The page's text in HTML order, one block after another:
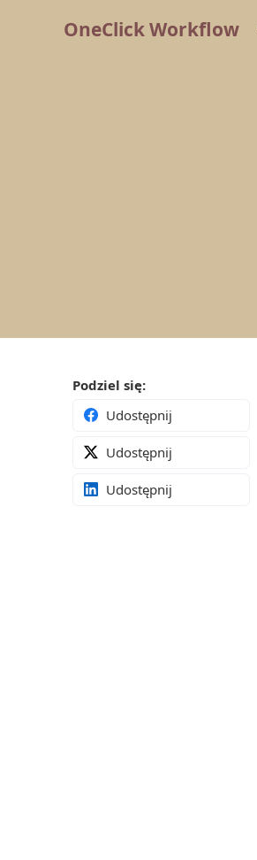
OneClick Workflow
Podziel się:
Udostępnij
Udostępnij
Udostępnij